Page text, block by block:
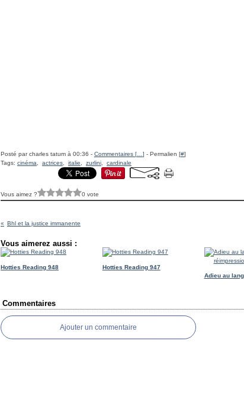
Posté par charles tatum à 00:36 - Commentaires [ ] - Permalien [#]
Tags: cinéma actrices italie zurlini cardinale
Vous aimez ? 0 vote
Bhl et la justice immanente
Vous aimerez aussi :
Hotties Reading 948
Hotties Reading 947
Adieu au
Commentaires
Ajouter un commentaire